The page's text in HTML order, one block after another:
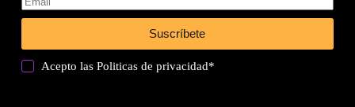
Suscríbete
Acepto lasPoliticas de privacidad*